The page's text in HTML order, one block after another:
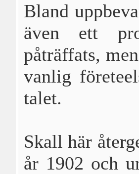
Bland
även ett
påträffats,
vanlig
talet.
Skall här
år 1902 och